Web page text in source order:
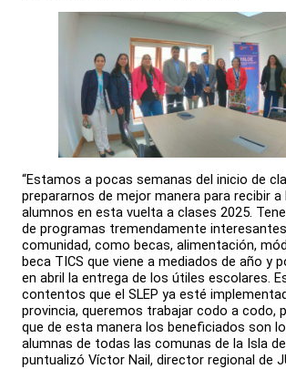
“Estamos a pocas semanas del inicio de
prepararnos de mejor manera para recibir a
alumnos en esta vuelta a clases 2025.
de programas tremendamente
comunidad, como becas, alimentación,
beca TICS que viene a mediados de año y
en abril la entrega de los útiles escolares.
contentos que el SLEP ya esté
provincia, queremos trabajar codo a codo,
que de esta manera los beneficiados son
alumnas de todas las comunas de la Isla de
puntualizó Víctor Nail, director regional de